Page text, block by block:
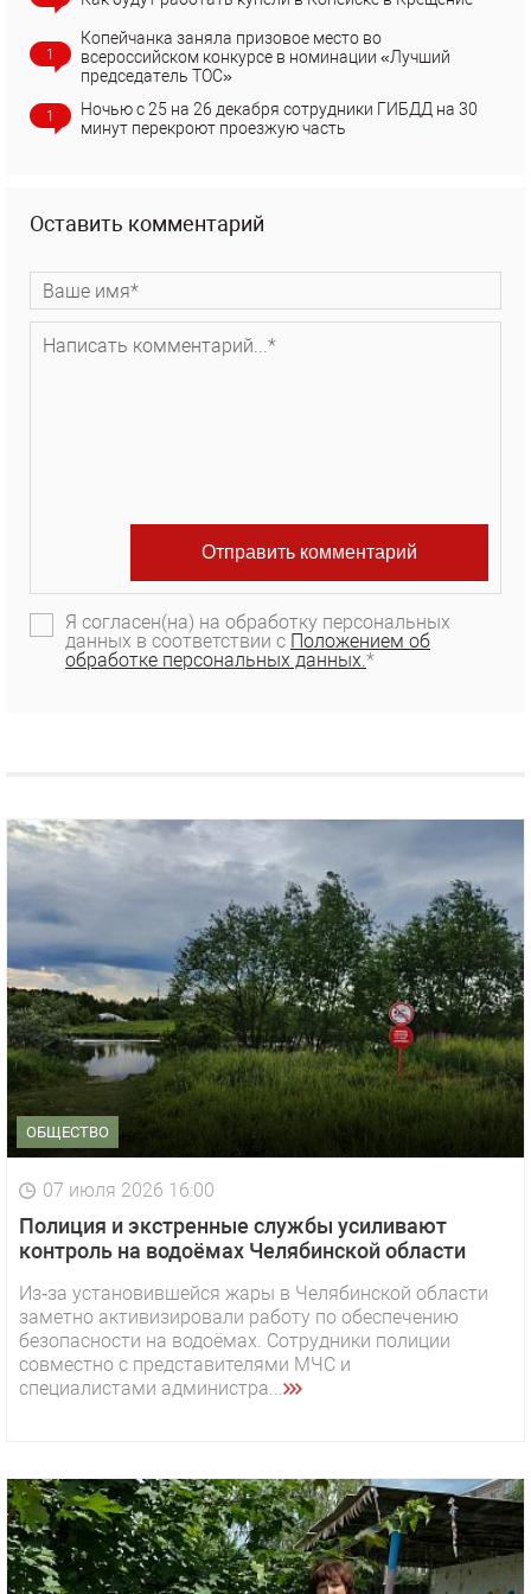
1
Копейчанка заняла призовое место во
всероссийском конкурсе в номинации «Лучший
председатель ТОС»
1
Ночью с 25 на 26 декабря сотрудники ГИБДД на 30
минут перекроют проезжую часть
Оставить комментарий
Я согласен(на) на обработку персональных
данных в соответствии с Положением об
обработке персональных данных.*
ОБЩЕСТВО
07 июля 2026 16:00
Полиция и экстренные службы усиливают
контроль на водоёмах Челябинской области
Из‑за установившейся жары в Челябинской области
заметно активизировали работу по обеспечению
безопасности на водоёмах. Сотрудники полиции
совместно с представителями МЧС и
специалистами администра...